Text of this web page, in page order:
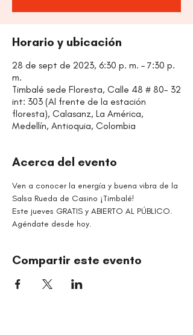
Horario y ubicación
28 de sept de 2023, 6:30 p. m. – 7:30 p.
m.
Timbalé sede Floresta, Calle 48 # 80- 32
int: 303 (Al frente de la estación
floresta), Calasanz, La América,
Medellín, Antioquia, Colombia
Acerca del evento
Ven a conocer la energía y buena vibra de la
Salsa Rueda de Casino ¡Timbalé!
Este jueves GRATIS y ABIERTO AL PÚBLICO.
Agéndate desde hoy.
Compartir este evento